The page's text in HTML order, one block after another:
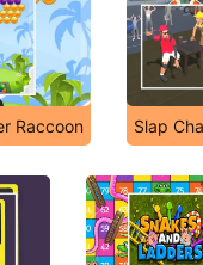
Raccoon Slap